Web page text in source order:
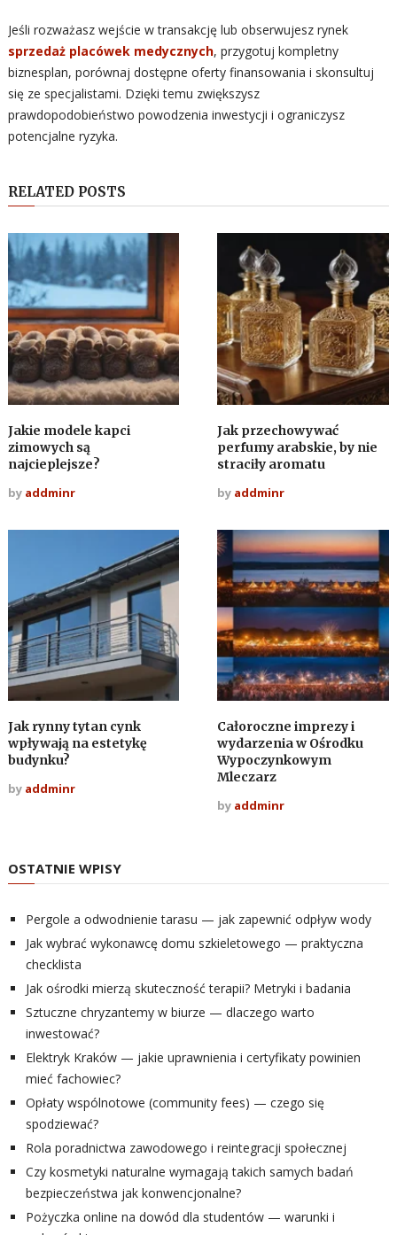
Jeśli rozważasz wejście w transakcję lub obserwujesz rynek
sprzedaż placówek medycznych, przygotuj kompletny
biznesplan, porównaj dostępne oferty finansowania i skonsultuj
się ze specjalistami. Dzięki temu zwiększysz
prawdopodobieństwo powodzenia inwestycji i ograniczysz
potencjalne ryzyka.
RELATED POSTS
Jakie modele kapci
zimowych są
najcieplejsze?
by addminr
Jak przechowywać
perfumy arabskie, by nie
straciły aromatu
by addminr
Jak rynny tytan cynk
wpływają na estetykę
budynku?
by addminr
Całoroczne imprezy i
wydarzenia w Ośrodku
Wypoczynkowym
Mleczarz
by addminr
OSTATNIE WPISY
Pergole a odwodnienie tarasu — jak zapewnić odpływ wody
Jak wybrać wykonawcę domu szkieletowego — praktyczna
checklista
Jak ośrodki mierzą skuteczność terapii? Metryki i badania
Sztuczne chryzantemy w biurze — dlaczego warto
inwestować?
Elektryk Kraków — jakie uprawnienia i certyfikaty powinien
mieć fachowiec?
Opłaty wspólnotowe (community fees) — czego się
spodziewać?
Rola poradnictwa zawodowego i reintegracji społecznej
Czy kosmetyki naturalne wymagają takich samych badań
bezpieczeństwa jak konwencjonalne?
Pożyczka online na dowód dla studentów — warunki i